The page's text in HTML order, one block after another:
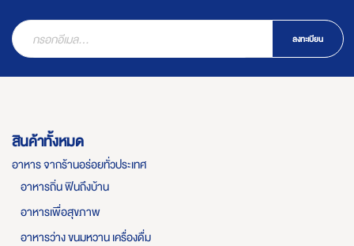
ลงทะเบียน
สินค้าทั้งหมด
อาหาร จากร้านอร่อยทั่วประเทศ
อาหารถิ่น ฟินถึงบ้าน
อาหารเพื่อสุขภาพ
อาหารว่าง ขนมหวาน เครื่องดื่ม